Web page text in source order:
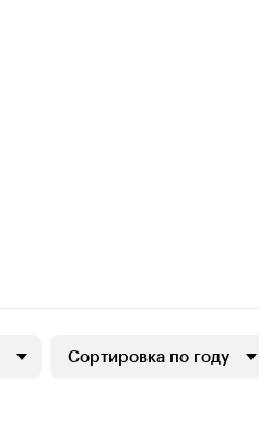
Сортировка по году